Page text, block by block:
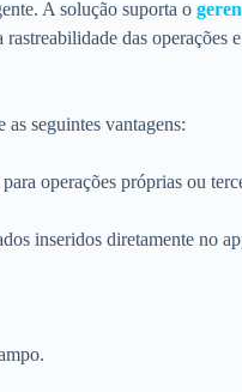
A solução suporta o
das operações
seguintes vantagens:
operações próprias ou
inseridos diretamente no